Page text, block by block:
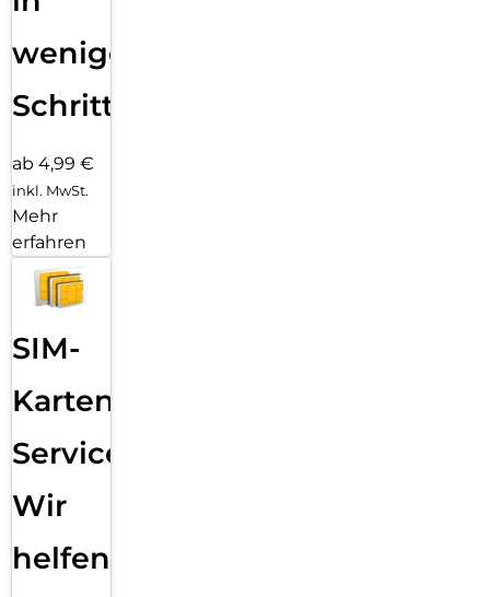
wenigen
Schritten
ab 4,99 €
inkl. MwSt.
Mehr
erfahren
SIM-
Karten
Service:
Wir
helfen